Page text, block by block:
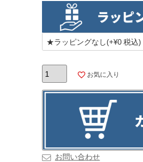
お気に入り
お問い合わせ